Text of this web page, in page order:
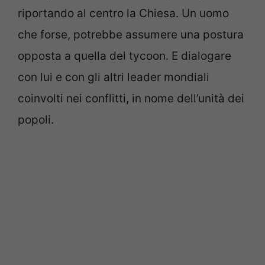
riportando al centro la Chiesa. Un uomo
che forse, potrebbe assumere una postura
opposta a quella del tycoon. E dialogare
con lui e con gli altri leader mondiali
coinvolti nei conflitti, in nome dell’unità dei
popoli.